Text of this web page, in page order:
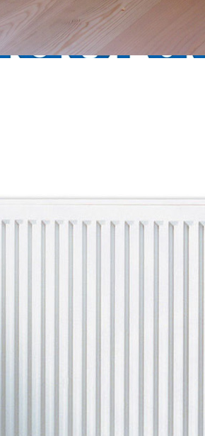
RAL. Это значит, что батареи
прочно. В их основе – тончайшая
отдает тепло. Окрашивается и
горячей сушки. Поэтому